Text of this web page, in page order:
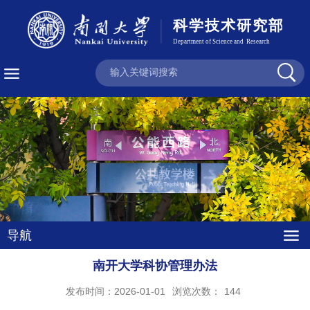
导航
南开大学科协管理办法
发布时间：2026-01-01 浏览次数： 144